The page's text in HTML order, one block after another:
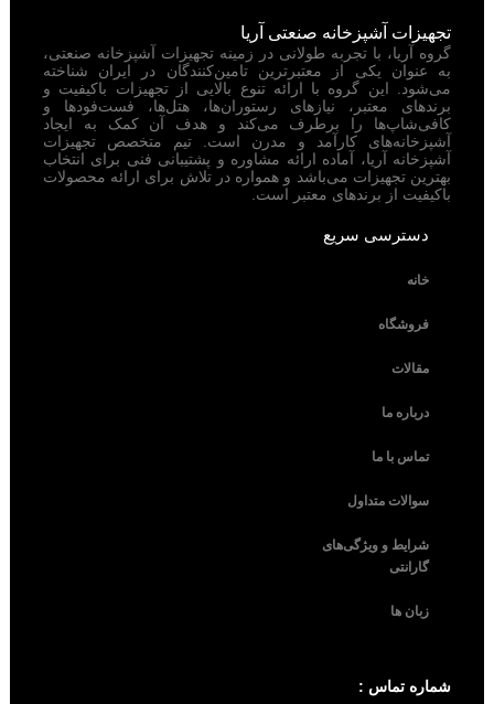
تجهیزات آشپزخانه صنعتی آریا
گروه آریا، با تجربه طولانی در زمینه تجهیزات آشپزخانه صنعتی،
به عنوان یکی از معتبرترین تامین‌کنندگان در ایران شناخته
می‌شود. این گروه با ارائه تنوع بالایی از تجهیزات باکیفیت و
برندهای معتبر، نیازهای رستوران‌ها، هتل‌ها، فست‌فودها و
کافی‌شاپ‌ها را برطرف می‌کند و هدف آن کمک به ایجاد
آشپزخانه‌های کارآمد و مدرن است. تیم متخصص تجهیزات
آشپزخانه آریا، آماده ارائه مشاوره و پشتیبانی فنی برای انتخاب
بهترین تجهیزات می‌باشد و همواره در تلاش برای ارائه محصولات
باکیفیت از برندهای معتبر است.
دسترسی سریع
خانه
فروشگاه
مقالات
درباره ما
تماس با ما
سوالات متداول
شرایط و ویژگی‌های
گارانتی
زبان ها
شماره تماس :